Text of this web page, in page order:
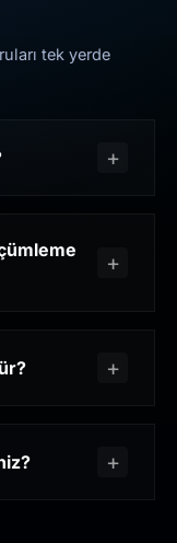
tek yerde